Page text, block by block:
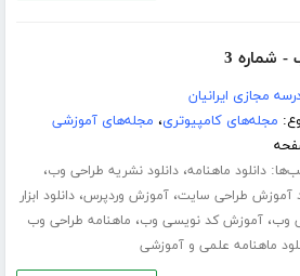
شماره 3
مجازی ایرانیان
مجله‌های کامپیوتری، مجله‌های آموزشی
دانلود ماهنامه،دانلود نشریه طراحی وب،
آموزش طراحی سایت،آموزش وردپرس،دانلود ابزار
وب،آموزش کد نویسی وب، ماهنامه طراحی وب
ماهنامه علمی و آموزشی